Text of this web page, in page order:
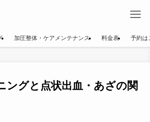
加圧整体・ケアメンテナンス 料金表 予約は
ングと点状出血・あざの関